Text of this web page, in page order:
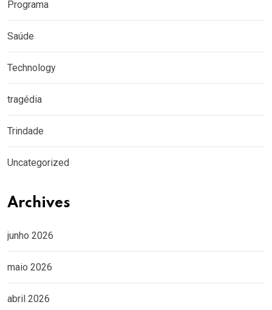
Programa
Saúde
Technology
tragédia
Trindade
Uncategorized
Archives
junho 2026
maio 2026
abril 2026